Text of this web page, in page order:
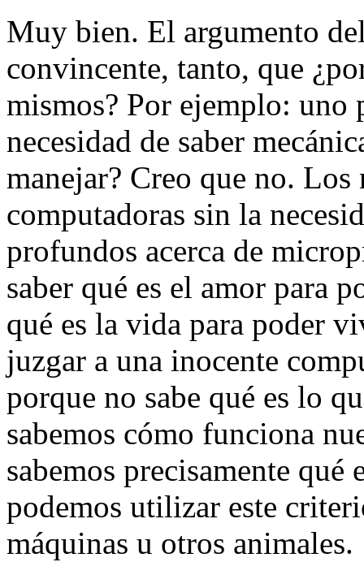
Muy bien. El argumento
convincente, tanto, que
mismos? Por ejemplo: uno
necesidad de saber
manejar? Creo que no. Los
computadoras sin la
profundos acerca de
saber qué es el amor para
qué es la vida para poder
juzgar a una inocente
porque no sabe qué es lo
sabemos cómo funciona
sabemos precisamente
podemos utilizar este
máquinas u otros animales.